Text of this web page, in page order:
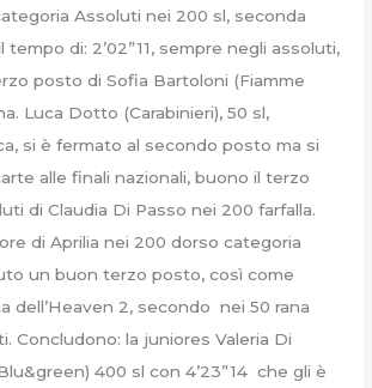
Assoluti nei 200 sl, seconda
tempo di: 2’02”11, sempre negli assoluti,
posto di Sofia Bartoloni (Fiamme
Luca Dotto (Carabinieri), 50 sl,
si è fermato al secondo posto ma si
alle finali nazionali, buono il terzo
di Claudia Di Passo nei 200 farfalla.
di Aprilia nei 200 dorso categoria
un buon terzo posto, così come
dell’Heaven 2, secondo nei 50 rana
Concludono: la juniores Valeria Di
400 sl con 4’23”14 che gli è